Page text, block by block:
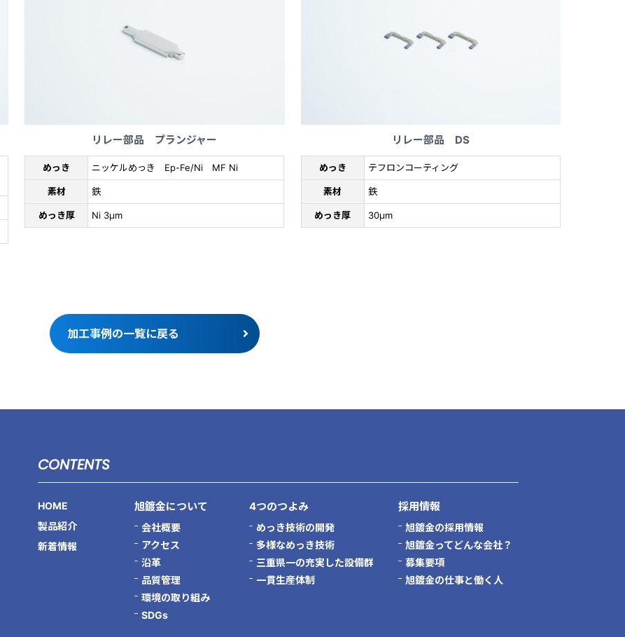
リレー部品 プランジャー
めっき ニッケルめっき Ep-Fe/Ni MF Ni
素材 鉄
めっき厚 Ni 3μm
リレー部品 DS
めっき テフロンコーティング
素材 鉄
めっき厚 30μm
加工事例の一覧に戻る
CONTENTS
HOME
製品紹介
新着情報
旭鍍金について
会社概要
アクセス
沿革
品質管理
環境の取り組み
SDGs
4つのつよみ
めっき技術の開発
多様なめっき技術
三重県一の充実した設備群
一貫生産体制
採用情報
旭鍍金の採用情報
旭鍍金ってどんな会社？
募集要項
旭鍍金の仕事と働く人